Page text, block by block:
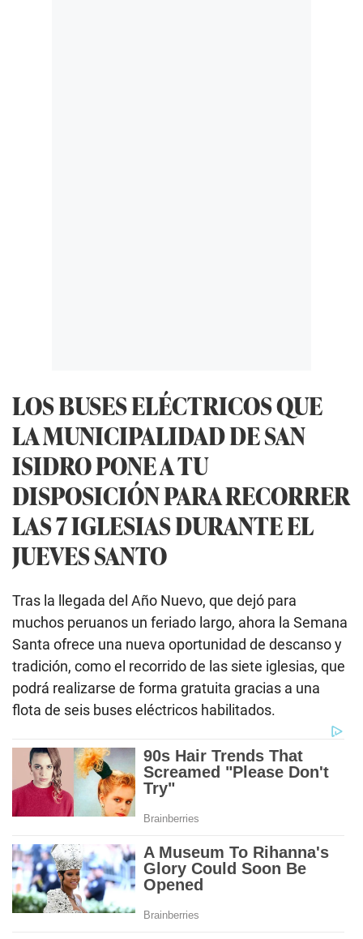
LOS BUSES ELÉCTRICOS QUE
LA MUNICIPALIDAD DE SAN
ISIDRO PONE A TU
DISPOSICIÓN PARA RECORRER
LAS 7 IGLESIAS DURANTE EL
JUEVES SANTO
Tras la llegada del Año Nuevo, que dejó para
muchos peruanos un feriado largo, ahora la Semana
Santa ofrece una nueva oportunidad de descanso y
tradición, como el recorrido de las siete iglesias, que
podrá realizarse de forma gratuita gracias a una
flota de seis buses eléctricos habilitados.